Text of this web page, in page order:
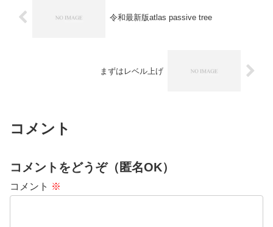
令和最新版atlas passive tree
まずはレベル上げ
コメント
コメントをどうぞ（匿名OK）
コメント ※